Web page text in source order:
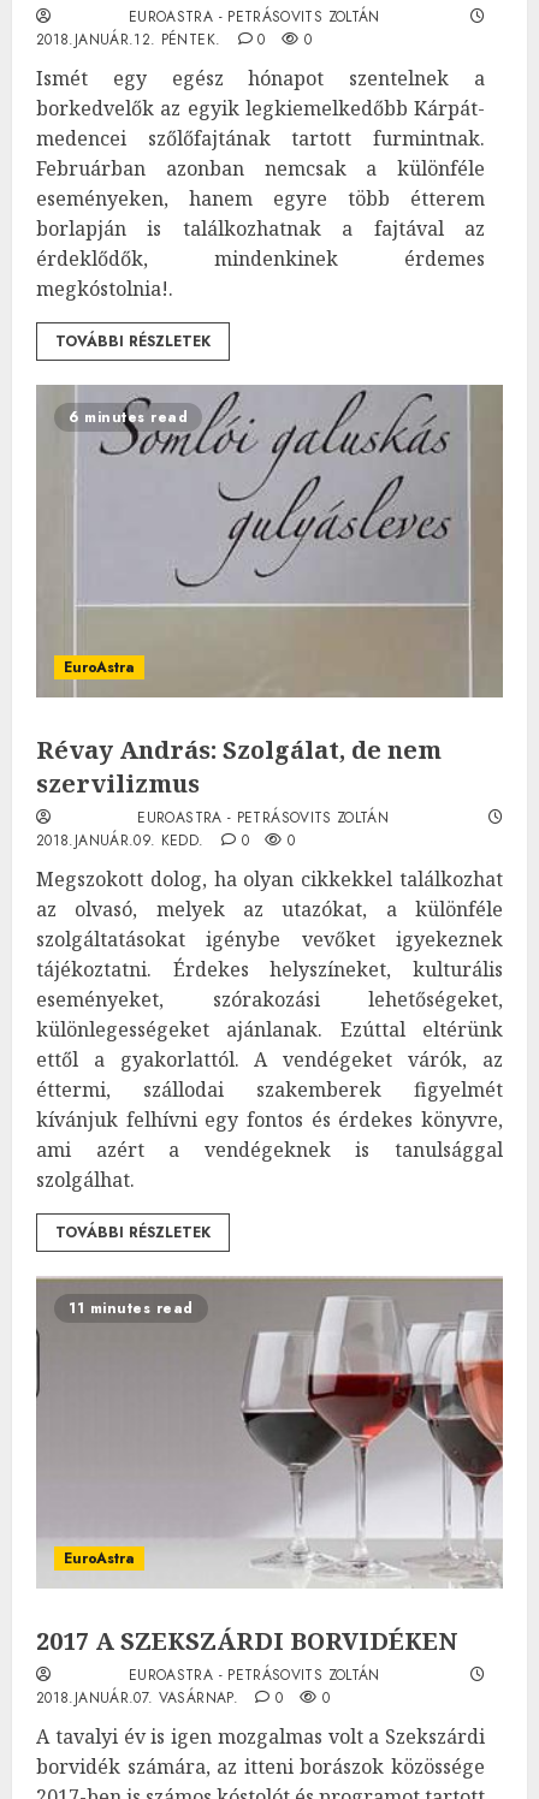
EUROASTRA - PETRÁSOVITS ZOLTÁN
2018.JANUÁR.12. PÉNTEK.
0 0
Ismét egy egész hónapot szentelnek a
borkedvelők az egyik legkiemelkedőbb Kárpát-
medencei szőlőfajtának tartott furmintnak.
Februárban azonban nemcsak a különféle
eseményeken, hanem egyre több étterem
borlapján is találkozhatnak a fajtával az
érdeklődők, mindenkinek érdemes
megkóstolnia!.
TOVÁBBI RÉSZLETEK
6 minutes read
EuroAstra
Révay András: Szolgálat, de nem
szervilizmus
EUROASTRA - PETRÁSOVITS ZOLTÁN
2018.JANUÁR.09. KEDD.
0 0
Megszokott dolog, ha olyan cikkekkel találkozhat
az olvasó, melyek az utazókat, a különféle
szolgáltatásokat igénybe vevőket igyekeznek
tájékoztatni. Érdekes helyszíneket, kulturális
eseményeket, szórakozási lehetőségeket,
különlegességeket ajánlanak. Ezúttal eltérünk
ettől a gyakorlattól. A vendégeket várók, az
éttermi, szállodai szakemberek figyelmét
kívánjuk felhívni egy fontos és érdekes könyvre,
ami azért a vendégeknek is tanulsággal
szolgálhat.
TOVÁBBI RÉSZLETEK
11 minutes read
EuroAstra
2017 A SZEKSZÁRDI BORVIDÉKEN
EUROASTRA - PETRÁSOVITS ZOLTÁN
2018.JANUÁR.07. VASÁRNAP.
0 0
A tavalyi év is igen mozgalmas volt a Szekszárdi
borvidék számára, az itteni borászok közössége